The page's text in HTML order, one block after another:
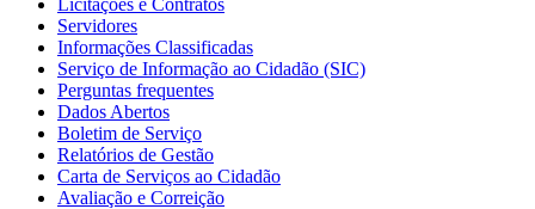
Servidores
Informações Classificadas
Serviço de Informação ao Cidadão (SIC)
Perguntas frequentes
Dados Abertos
Boletim de Serviço
Relatórios de Gestão
Carta de Serviços ao Cidadão
Avaliação e Correição